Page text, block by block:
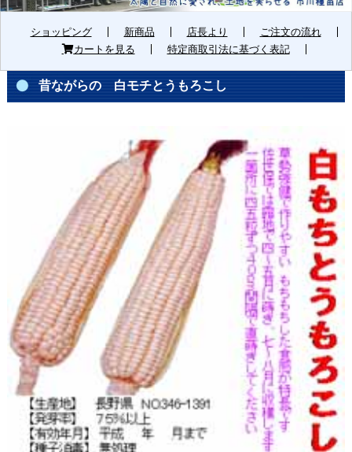
ショッピング 新商品 店長より
ご注文の流れ
カートを見る
特定商取引法に基づく表記
昔ながらの 白モチとうもろこし